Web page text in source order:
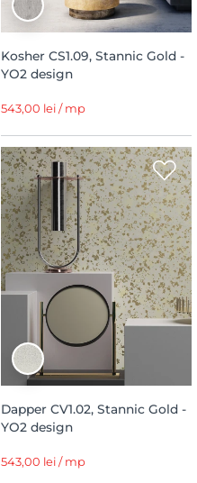
Kosher CS1.09, Stannic Gold -
YO2 design
543,00 lei / mp
Dapper CV1.02, Stannic Gold -
YO2 design
543,00 lei / mp